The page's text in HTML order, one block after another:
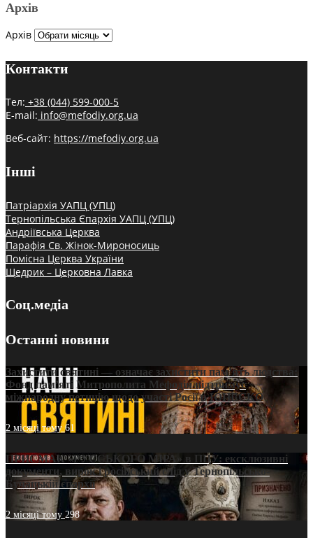
Архів
Архів
Контакти
Тел: +38 (044) 599-000-5
E-mail: info@mefodiy.org.ua
Веб-сайт: https://mefodiy.org.ua
Інші
Патріархія УАПЦ (УПЦ)
Тернопільська Єпархія УАПЦ (УПЦ)
Андріївська Церква
Парафія Св. Жінок-Мироносиць
Помісна Церква України
Щедрик – Церковна Лавка
Соц.медіа
Останні новини
Захистити святині — означає захистити пам’ять людства:
Фонд пам’яті Митрополита Мефодія підтримує
міжнародну петицію щодо участі Росії в ЮНЕСКО
2 місяці тому61
ПРИСМАК «РУССЬКОГО МІРА» в ПЦУ: ексклюзивні
документи, вирок і російський слід у Тернопільсько-
Бучацькій єпархії
2 місяці тому 298